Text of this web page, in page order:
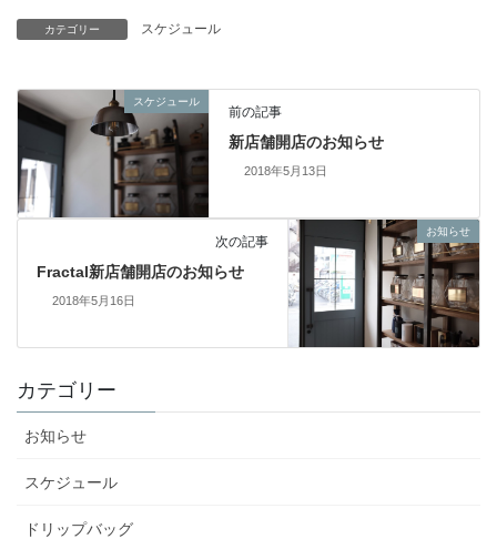
カテゴリー スケジュール
スケジュール
前の記事
新店舗開店のお知らせ
2018年5月13日
お知らせ
次の記事
Fractal新店舗開店のお知らせ
2018年5月16日
カテゴリー
お知らせ
スケジュール
ドリップバッグ